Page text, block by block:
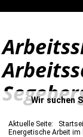
Wir suchen
Aktuelle Seite:
Energetische Arbeit